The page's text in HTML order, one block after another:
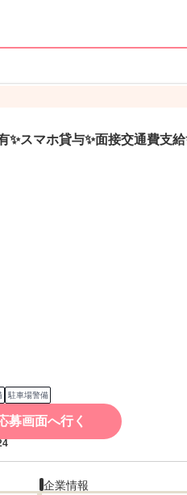
✨スマホ貸与✨面接交通費支給
駐車場警備
募画面へ行く
企業情報